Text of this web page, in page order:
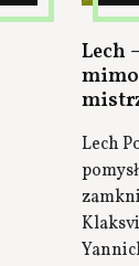
Lech
Lech